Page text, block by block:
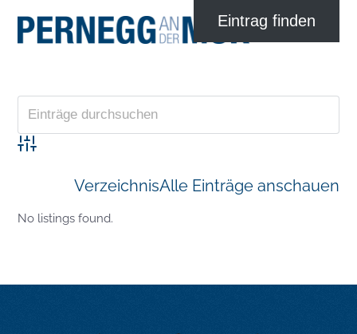
Advanced Search
VerzeichnisAlle Einträge anschauen
No listings found.